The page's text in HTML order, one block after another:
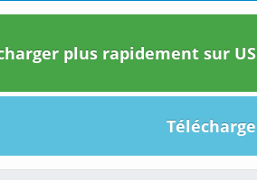
plus rapidement sur